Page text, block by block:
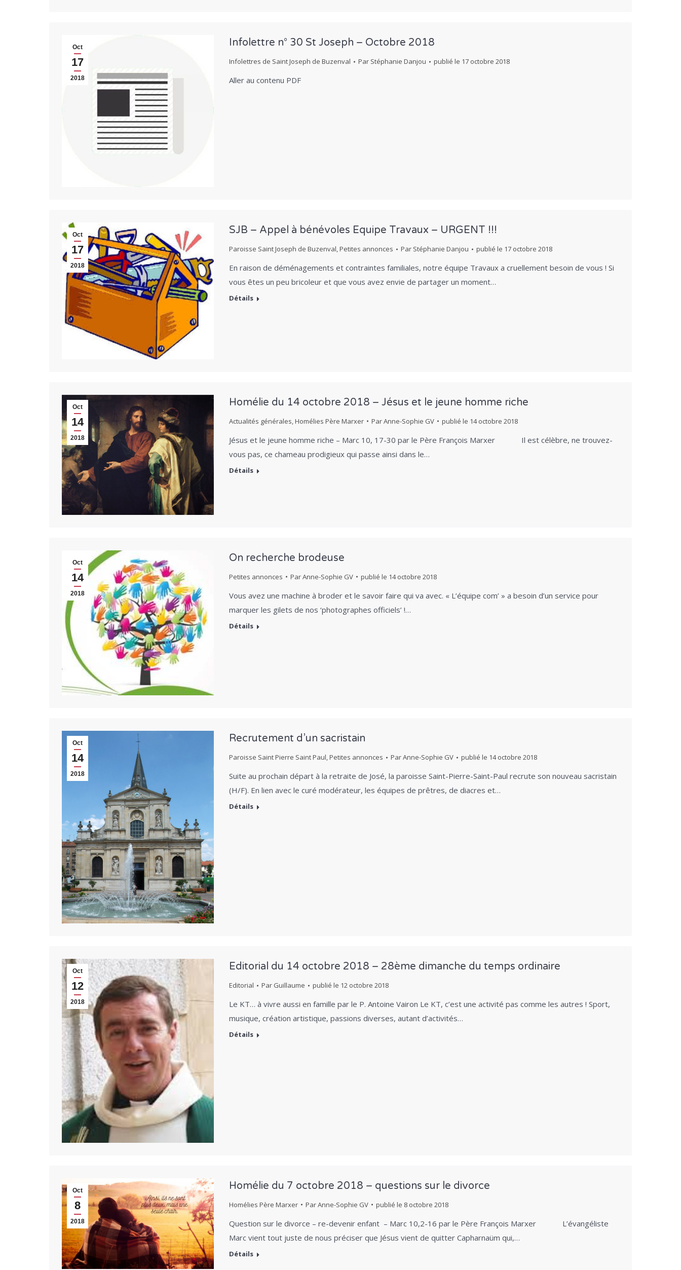
Oct
17
2018
Infolettre n° 30 St Joseph – Octobre 2018
Infolettres de Saint Joseph de Buzenval Par Stéphanie Danjou publié le 17 octobre 2018
Aller au contenu PDF
Oct
17
2018
SJB – Appel à bénévoles Equipe Travaux – URGENT !!!
Paroisse Saint Joseph de Buzenval,Petites annonces Par Stéphanie Danjou publié le 17 octobre 2018
En raison de déménagements et contraintes familiales, notre équipe Travaux a cruellement besoin de vous ! Si
vous êtes un peu bricoleur et que vous avez envie de partager un moment…
Détails
Oct
14
2018
Homélie du 14 octobre 2018 – Jésus et le jeune homme riche
Actualités générales,Homélies Père Marxer ParAnne-Sophie GV publié le 14 octobre 2018
Jésus et le jeune homme riche – Marc 10, 17-30 par le Père François Marxer Il est célèbre, ne trouvez-
vous pas, ce chameau prodigieux qui passe ainsi dans le…
Détails
Oct
14
2018
On recherche brodeuse
Petites annonces ParAnne-Sophie GV publié le 14 octobre 2018
Vous avez une machine à broder et le savoir faire qui va avec. « L’équipe com’ » a besoin d’un service pour
marquer les gilets de nos ‘photographes officiels’ !…
Détails
Oct
14
2018
Recrutement d’un sacristain
Paroisse Saint Pierre Saint Paul,Petites annonces ParAnne-Sophie GV publié le 14 octobre 2018
Suite au prochain départ à la retraite de José, la paroisse Saint-Pierre-Saint-Paul recrute son nouveau sacristain
(H/F). En lien avec le curé modérateur, les équipes de prêtres, de diacres et…
Détails
Oct
12
2018
Editorial du 14 octobre 2018 – 28ème dimanche du temps ordinaire
Editorial Par Guillaume publié le 12 octobre 2018
Le KT… à vivre aussi en famille par le P. Antoine Vairon Le KT, c’est une activité pas comme les autres ! Sport,
musique, création artistique, passions diverses, autant d’activités…
Détails
Oct
8
2018
Homélie du 7 octobre 2018 – questions sur le divorce
Homélies Père Marxer ParAnne-Sophie GV publié le 8 octobre 2018
Question sur le divorce – re-devenir enfant – Marc 10,2-16 par le Père François Marxer L’évangéliste
Marc vient tout juste de nous préciser que Jésus vient de quitter Capharnaüm qui,…
Détails